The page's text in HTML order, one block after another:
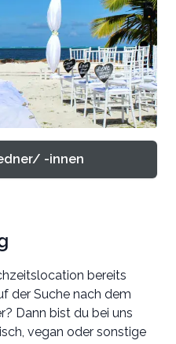
-innen
bereits
der Suche nach dem
Dann bist du bei uns
vegan oder sonstige